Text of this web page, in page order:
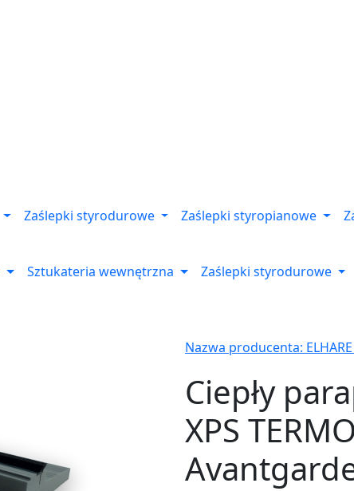
Zaślepki styrodurowe Zaślepki styropianowe
Sztukateria wewnętrzna Zaślepki styrodurowe
Nazwa producenta: ELHARE
Ciepły
XPS